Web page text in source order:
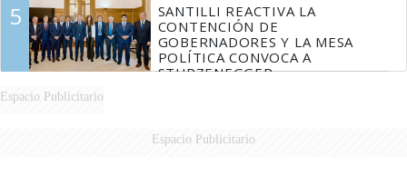
5
SANTILLI REACTIVA LA
CONTENCIÓN DE
GOBERNADORES Y LA MESA
POLÍTICA CONVOCA A
STURZENEGGER
Espacio Publicitario
Espacio Publicitario